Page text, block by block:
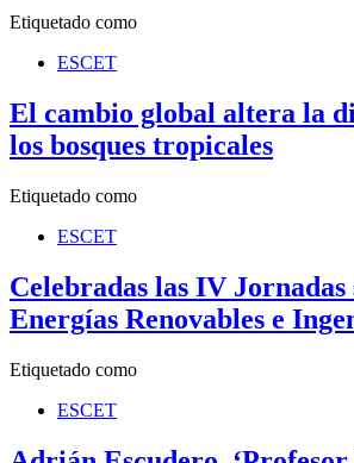
Etiquetado como
ESCET
El cambio global altera la
los bosques tropicales
Etiquetado como
ESCET
Celebradas las IV Jornadas
Energías Renovables e
Etiquetado como
ESCET